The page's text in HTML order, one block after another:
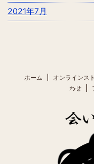
2021年7月
ホーム オンラインス
わせ